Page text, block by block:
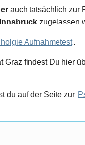
auch tatsächlich zur
zugelassen
Aufnahmetest.
Graz findest Du hier
du auf der Seite zur